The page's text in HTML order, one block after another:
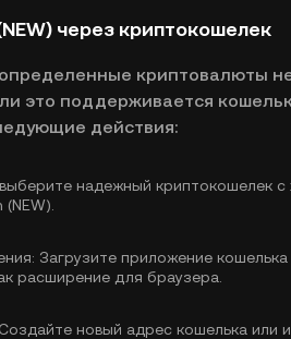
через криптокошелек
криптовалюты
это поддерживается
действия:
выберите надежный криптокошелек
Загрузите приложение
расширение для браузера.
Создайте новый адрес кошелька или